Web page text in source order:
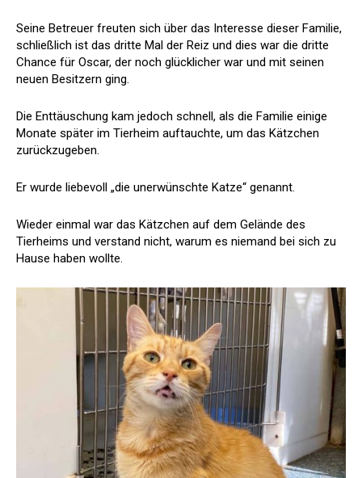
Seine Betreuer freuten sich über das Interesse dieser Familie,
schließlich ist das dritte Mal der Reiz und dies war die dritte
Chance für Oscar, der noch glücklicher war und mit seinen
neuen Besitzern ging.
Die Enttäuschung kam jedoch schnell, als die Familie einige
Monate später im Tierheim auftauchte, um das Kätzchen
zurückzugeben.
Er wurde liebevoll „die unerwünschte Katze“ genannt.
Wieder einmal war das Kätzchen auf dem Gelände des
Tierheims und verstand nicht, warum es niemand bei sich zu
Hause haben wollte.